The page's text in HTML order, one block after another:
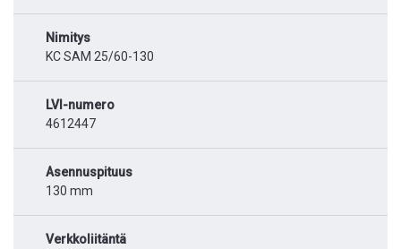
Nimitys
KC SAM 25/60-130
LVI-numero
4612447
Asennuspituus
130 mm
Verkkoliitäntä